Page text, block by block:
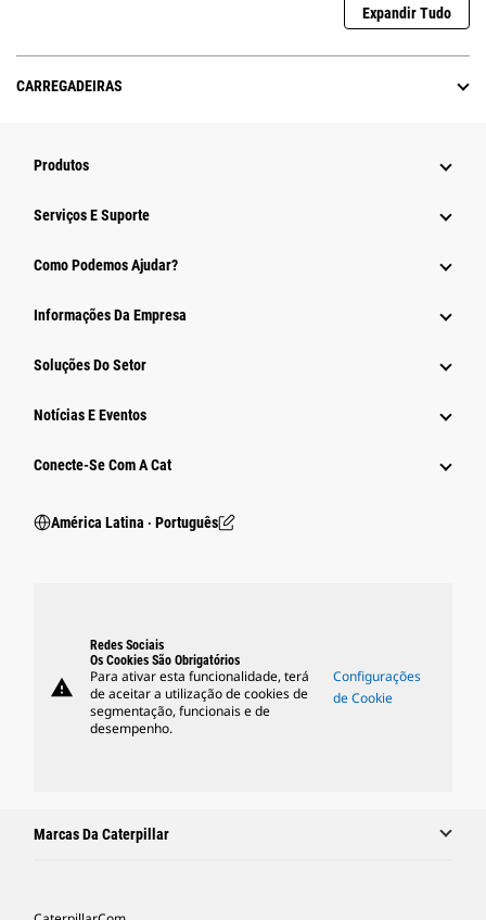
Expandir Tudo
CARREGADEIRAS
Produtos
Serviços E Suporte
Como Podemos Ajudar?
Informações Da Empresa
Soluções Do Setor
Notícias E Eventos
Conecte-Se Com A Cat
América Latina ‧ Português
warning
Redes Sociais
Os Cookies São Obrigatórios
Para ativar esta funcionalidade, terá
de aceitar a utilização de cookies de
segmentação, funcionais e de
desempenho.
Configurações
de Cookie
Marcas Da Caterpillar